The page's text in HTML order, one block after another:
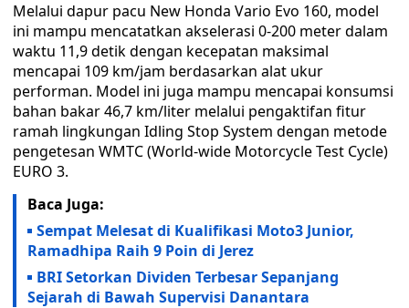
Melalui dapur pacu New Honda Vario Evo 160, model
ini mampu mencatatkan akselerasi 0-200 meter dalam
waktu 11,9 detik dengan kecepatan maksimal
mencapai 109 km/jam berdasarkan alat ukur
performan. Model ini juga mampu mencapai konsumsi
bahan bakar 46,7 km/liter melalui pengaktifan fitur
ramah lingkungan Idling Stop System dengan metode
pengetesan WMTC (World-wide Motorcycle Test Cycle)
EURO 3.
Baca Juga:
Sempat Melesat di Kualifikasi Moto3 Junior,
Ramadhipa Raih 9 Poin di Jerez
BRI Setorkan Dividen Terbesar Sepanjang
Sejarah di Bawah Supervisi Danantara